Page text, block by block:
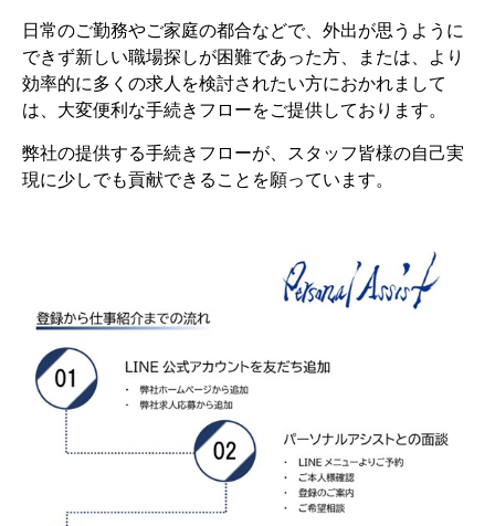
日常のご勤務やご家庭の都合などで、外出が思うように
できず新しい職場探しが困難であった方、または、より
効率的に多くの求人を検討されたい方におかれまして
は、大変便利な手続きフローをご提供しております。
弊社の提供する手続きフローが、スタッフ皆様の自己実
現に少しでも貢献できることを願っています。